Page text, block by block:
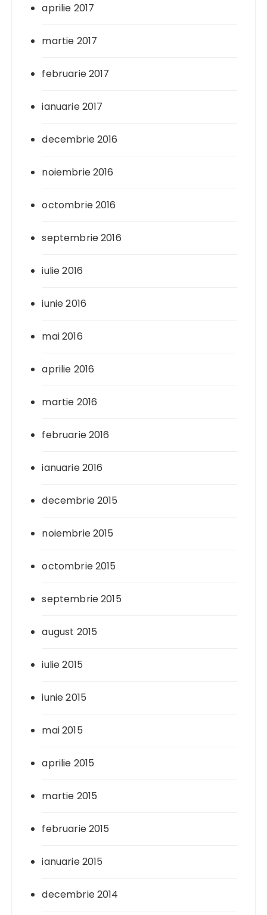
aprilie 2017
martie 2017
februarie 2017
ianuarie 2017
decembrie 2016
noiembrie 2016
octombrie 2016
septembrie 2016
iulie 2016
iunie 2016
mai 2016
aprilie 2016
martie 2016
februarie 2016
ianuarie 2016
decembrie 2015
noiembrie 2015
octombrie 2015
septembrie 2015
august 2015
iulie 2015
iunie 2015
mai 2015
aprilie 2015
martie 2015
februarie 2015
ianuarie 2015
decembrie 2014